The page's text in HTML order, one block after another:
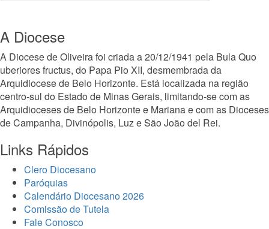
A Diocese
A Diocese de Oliveira foi criada a 20/12/1941 pela Bula Quo
uberiores fructus, do Papa Pio XII, desmembrada da
Arquidiocese de Belo Horizonte. Está localizada na região
centro-sul do Estado de Minas Gerais, limitando-se com as
Arquidioceses de Belo Horizonte e Mariana e com as Dioceses
de Campanha, Divinópolis, Luz e São João del Rei.
Links Rápidos
Clero Diocesano
Paróquias
Calendário Diocesano 2026
Comissão de Tutela
Fale Conosco